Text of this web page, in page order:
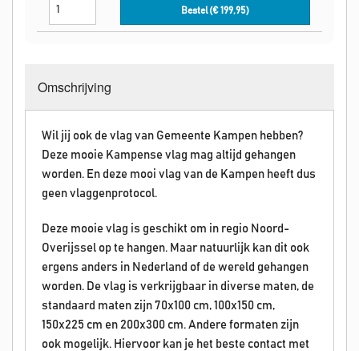
Bestel (€199,95)
Omschrijving
Wil jij ook de vlag van Gemeente Kampen hebben?
Deze mooie Kampense vlag mag altijd gehangen
worden. En deze mooi vlag van de Kampen heeft dus
geen vlaggenprotocol.
Deze mooie vlag is geschikt om in regio Noord-
Overijssel op te hangen. Maar natuurlijk kan dit ook
ergens anders in Nederland of de wereld gehangen
worden. De vlag is verkrijgbaar in diverse maten, de
standaard maten zijn 70x100 cm, 100x150 cm,
150x225 cm en 200x300 cm. Andere formaten zijn
ook mogelijk. Hiervoor kan je het beste contact met